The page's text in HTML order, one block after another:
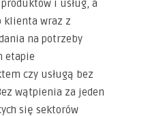
i usług, a
klienta wraz z
na potrzeby
etapie
czy usługą bez
wątpienia za jeden
się sektorów